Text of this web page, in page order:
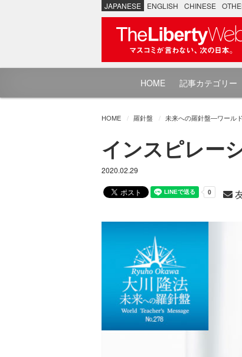
JAPANESE ENGLISH CHINESE
HOME 記事カテゴリー
HOME 羅針盤 未来への羅針盤―ワール
インスピレー
2020.02.29